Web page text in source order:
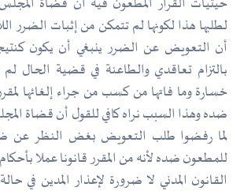
لطلبها هذا لكونها لم تتمكن من إثبات الضرر
أن التعويض عن الضرر ينبغي أن يكون
بالتزام تعاقدي والطاعنة في قضية الحال
خسارة وما فاتها من كسب من جراء إلغائها
ضده وهذا السبب نراه كافي للقول أن قضاة
لما رفضوا طلب التعويض بغض النظر عن
القانون المدني لا ضرورة لإعذار المدين في